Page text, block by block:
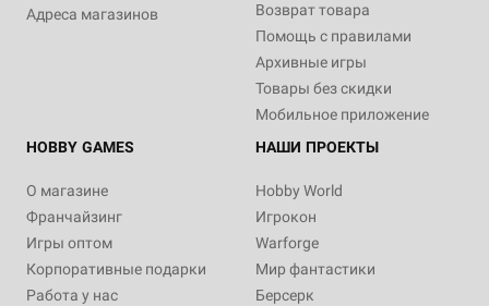
Адреса магазинов
Возврат товара
Помощь с правилами
Архивные игры
Товары без скидки
Мобильное приложение
HOBBY GAMES
О магазине
Франчайзинг
Игры оптом
Корпоративные подарки
Работа у нас
НАШИ ПРОЕКТЫ
Hobby World
Игрокон
Warforge
Мир фантастики
Берсерк